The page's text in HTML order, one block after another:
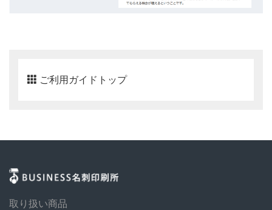
ご利用ガイドトップ
取り扱い商品